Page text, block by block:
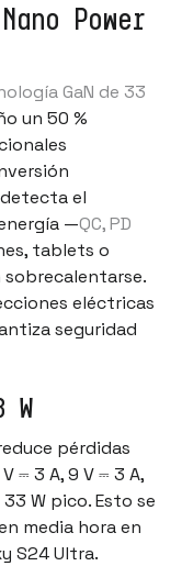
Power
GaN de 33
un 50 %
el
—QC, PD
tablets o
eléctricas
seguridad
W
pérdidas
⎓ 3 A, 9 V ⎓ 3 A,
33 W pico. Esto se
media hora en
S24 Ultra.